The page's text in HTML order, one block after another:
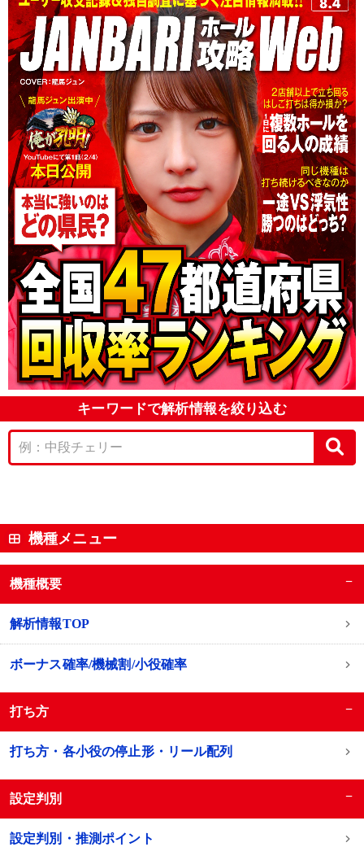
キーワードで解析情報を絞り込む
機種メニュー
機種概要 −
解析情報TOP
ボーナス確率/機械割/小役確率
打ち方 −
打ち方・各小役の停止形・リール配列
設定判別 −
設定判別・推測ポイント